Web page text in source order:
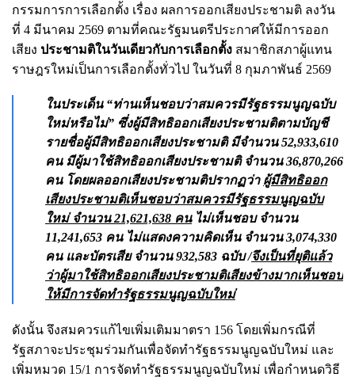
กรรมการการเลือกตั้ง เรื่อง ผลการออกเสียงประชามติ ลงวัน
ที่ 4 มีนาคม 2569 ตามที่คณะรัฐมนตรีประกาศให้มีการออก
เสียง ประชามติในวันเดียวกับการเลือกตั้ง สมาชิกสภาผู้แทน
ราษฎรใหม่เป็นการเลือกตั้งทั่วไป ในวันที่ 8 กุมภาพันธ์ 2569
ในประเด็น “ท่านเห็นชอบว่าสมควรมีรัฐธรรมนูญฉบับ
ใหม่หรือไม่” ซึ่งผู้มีสิทธิออกเสียงประชามติตามบัญชี
รายชื่อผู้มีสิทธิออกเสียงประชามติ มีจำนวน 52,933,610
คน มีผู้มาใช้สิทธิออกเสียงประชามติ จำนวน 36,870,266
คน โดยผลออกเสียงประชามติปรากฏว่า ผู้มีสิทธิออก
เสียงประชามติเห็นชอบว่าสมควรมีรัฐธรรมนูญฉบับ
ใหม่ จำนวน 21,621,638 คนไม่เห็นชอบ จำนวน
11,241,653 คน ไม่แสดงความคิดเห็น จำนวน 3,074,330
คน และบัตรเสีย จำนวน 932,583 ฉบับ /จึงเป็นที่ยุติแล้ว
ว่าผู้มาใช้สิทธิออกเสียงประชามติเสียงข้างมากเห็นชอบ
ให้มีการจัดทำรัฐธรรมนูญฉบับใหม่
ดังนั้น จึงสมควรแก้ไขเพิ่มเติมมาตรา 156 โดยเพิ่มกรณีที่
รัฐสภาจะประชุมร่วมกันเพื่อจัดทำรัฐธรรมนูญฉบับใหม่ และ
เพิ่มหมวด 15/1 การจัดทำรัฐธรรมนูญฉบับใหม่ เพื่อกำหนดวิธี